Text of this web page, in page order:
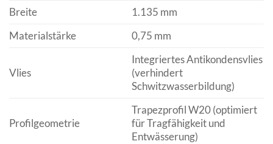
Breite
1.135 mm
Materialstärke
0,75 mm
Vlies
Integriertes Antikondensvlies
(verhindert
Schwitzwasserbildung)
Profilgeometrie
Trapezprofil W20 (optimiert
für Tragfähigkeit und
Entwässerung)